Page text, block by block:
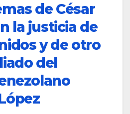
de César
la justicia de
y de otro
del